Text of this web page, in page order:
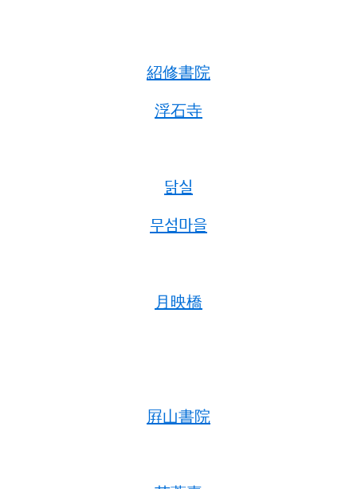
紹修書院
浮石寺
닭실
무섬마을
月映橋
屛山書院